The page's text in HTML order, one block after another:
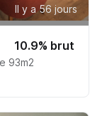
Il y a 56 jours
10.9% brut
93m2